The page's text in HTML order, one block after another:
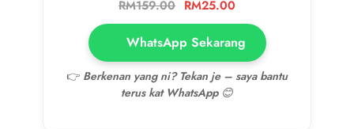
RM159.00 RM25.00
WhatsApp Sekarang
👉 Berkenan yang ni? Tekan je – saya bantu
terus kat WhatsApp 😊